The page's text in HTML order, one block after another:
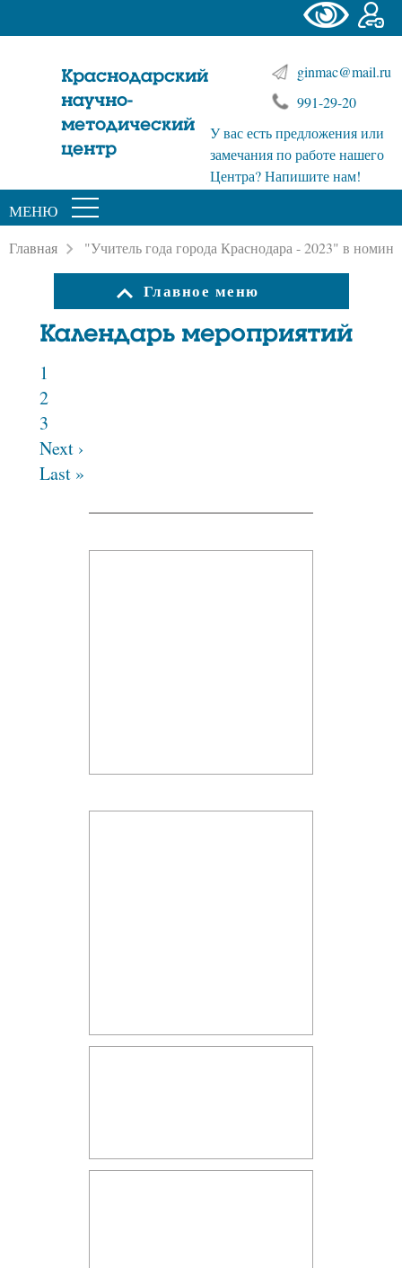
Краснодарский
научно-
методический
центр
ginmac@mail.ru
991-29-20
У вас есть предложения или
замечания по работе нашего
Центра? Напишите нам!
МЕНЮ
Главная "Учитель года города Краснодара - 2023" в
Главное меню
Календарь мероприятий
1
2
3
Next ›
Last »